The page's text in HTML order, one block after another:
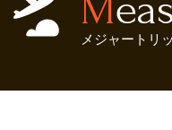
メジャートリ